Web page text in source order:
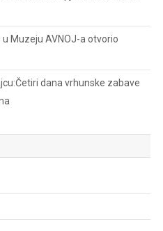
Muzeju AVNOJ-a otvorio
dana vrhunske zabave